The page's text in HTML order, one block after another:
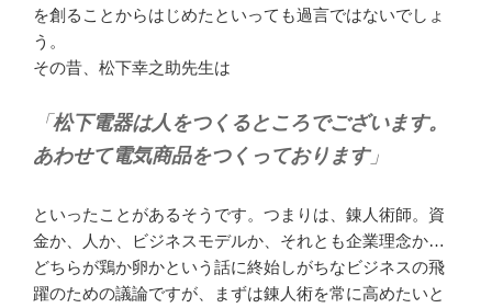
を創ることからはじめたといっても過言ではないでしょ
う。
その昔、松下幸之助先生は
「松下電器は人をつくるところでございます。
あわせて電気商品をつくっております」
といったことがあるそうです。つまりは、錬人術師。資
金か、人か、ビジネスモデルか、それとも企業理念か…
どちらが鶏か卵かという話に終始しがちなビジネスの飛
躍のための議論ですが、まずは錬人術を常に高めたいと